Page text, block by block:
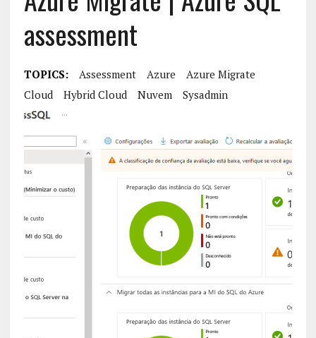
assessment
TOPICS: Assessment Azure
Azure Migrate
Cloud
Hybrid Cloud Nuvem Sysadmin